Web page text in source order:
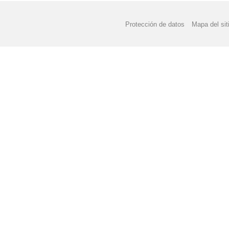
Protección de datos Mapa del